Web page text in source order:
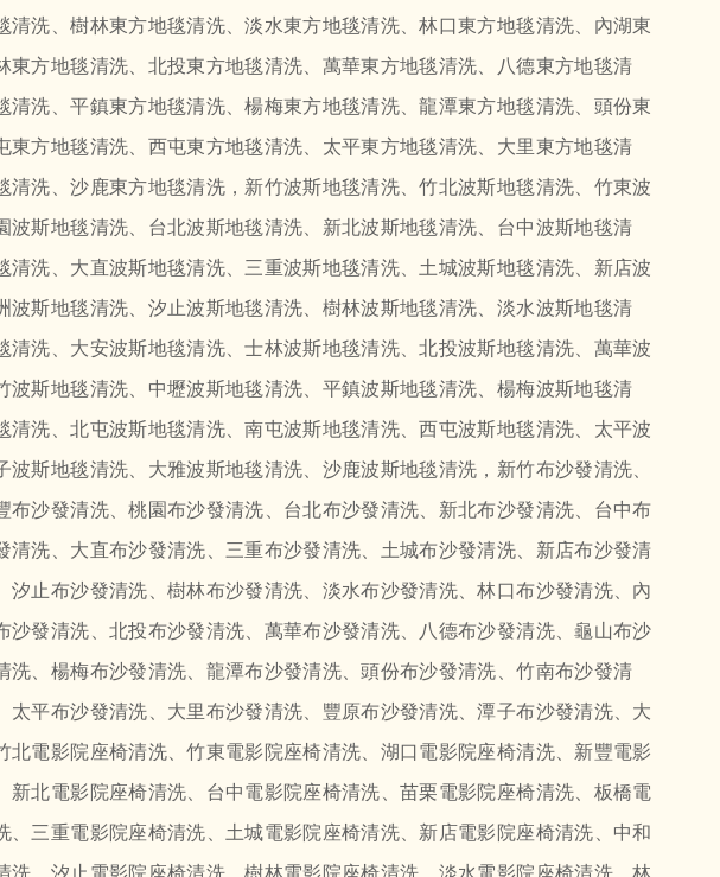
洗、樹林東方地毯清洗、淡水東方地毯清洗、林口東方地毯清洗、內湖東
方地毯清洗、北投東方地毯清洗、萬華東方地毯清洗、八德東方地毯清
洗、平鎮東方地毯清洗、楊梅東方地毯清洗、龍潭東方地毯清洗、頭份東
方地毯清洗、西屯東方地毯清洗、太平東方地毯清洗、大里東方地毯清
洗、沙鹿東方地毯清洗，新竹波斯地毯清洗、竹北波斯地毯清洗、竹東波
斯地毯清洗、台北波斯地毯清洗、新北波斯地毯清洗、台中波斯地毯清
洗、大直波斯地毯清洗、三重波斯地毯清洗、土城波斯地毯清洗、新店波
斯地毯清洗、汐止波斯地毯清洗、樹林波斯地毯清洗、淡水波斯地毯清
洗、大安波斯地毯清洗、士林波斯地毯清洗、北投波斯地毯清洗、萬華波
斯地毯清洗、中壢波斯地毯清洗、平鎮波斯地毯清洗、楊梅波斯地毯清
洗、北屯波斯地毯清洗、南屯波斯地毯清洗、西屯波斯地毯清洗、太平波
斯地毯清洗、大雅波斯地毯清洗、沙鹿波斯地毯清洗，新竹布沙發清洗、
沙發清洗、桃園布沙發清洗、台北布沙發清洗、新北布沙發清洗、台中布
洗、大直布沙發清洗、三重布沙發清洗、土城布沙發清洗、新店布沙發清
止布沙發清洗、樹林布沙發清洗、淡水布沙發清洗、林口布沙發清洗、內
發清洗、北投布沙發清洗、萬華布沙發清洗、八德布沙發清洗、龜山布沙
、楊梅布沙發清洗、龍潭布沙發清洗、頭份布沙發清洗、竹南布沙發清
平布沙發清洗、大里布沙發清洗、豐原布沙發清洗、潭子布沙發清洗、大
電影院座椅清洗、竹東電影院座椅清洗、湖口電影院座椅清洗、新豐電影
北電影院座椅清洗、台中電影院座椅清洗、苗栗電影院座椅清洗、板橋電
三重電影院座椅清洗、土城電影院座椅清洗、新店電影院座椅清洗、中和